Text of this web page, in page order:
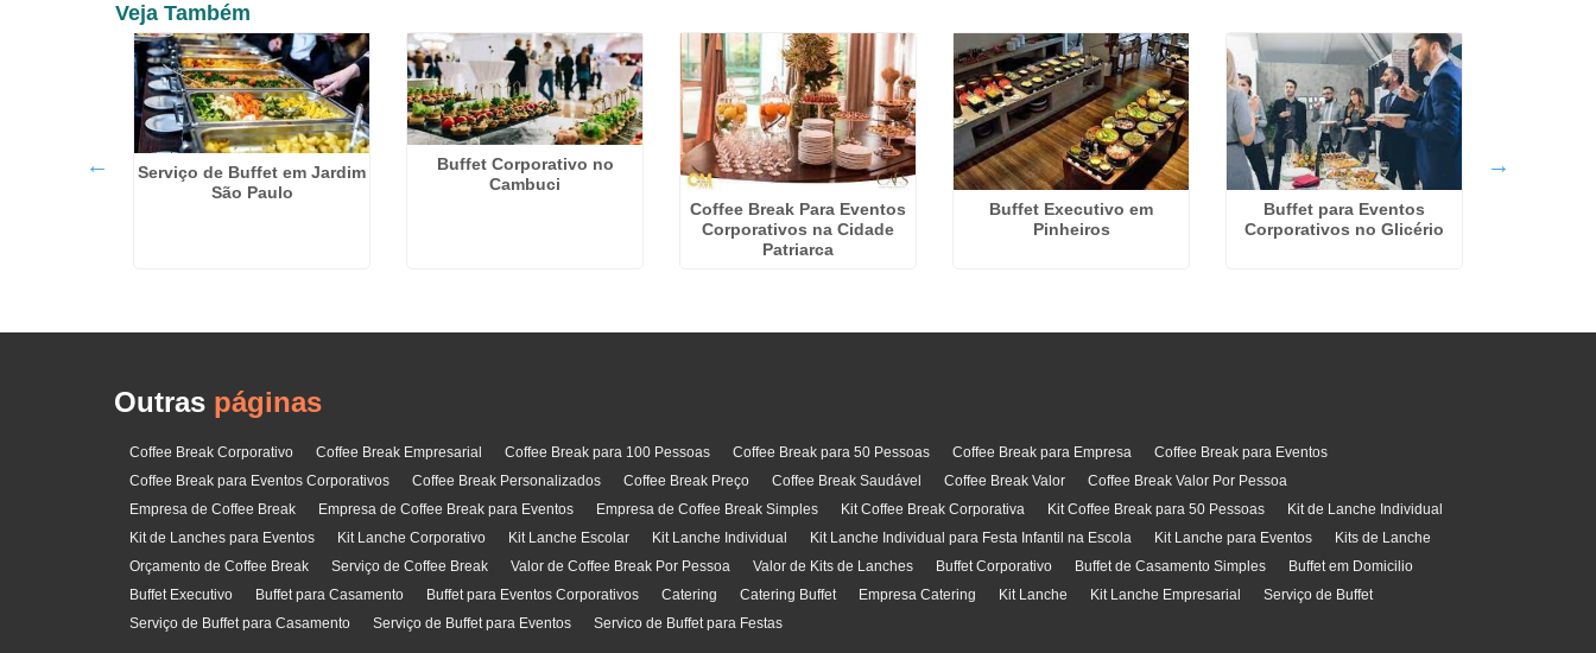
Veja Também
Serviço de Buffet em Jardim
São Paulo
Buffet Corporativo no
Cambuci
Coffee Break Para Eventos
Corporativos na Cidade
Patriarca
Buffet Executivo em
Pinheiros
Buffet para Eventos
Corporativos no Glicério
Outras páginas
Coffee Break Corporativo Coffee Break Empresarial Coffee Break para 100 Pessoas Coffee Break para 50 Pessoas Coffee Break para Empresa
Coffee Break para Eventos
Coffee Break para Eventos Corporativos
Coffee Break Personalizados Coffee Break Preço Coffee Break Saudável Coffee Break Valor
Coffee Break Valor Por Pessoa
Empresa de Coffee Break
Empresa de Coffee Break para Eventos Empresa de Coffee Break Simples Kit Coffee Break Corporativa Kit Coffee Break para 50 Pessoas
Kit de Lanche Individual
Kit de Lanches para Eventos
Kit Lanche Corporativo Kit Lanche Escolar Kit Lanche Individual Kit Lanche Individual para Festa Infantil na Escola Kit Lanche para Eventos
Kits de Lanche
Orçamento de Coffee Break
Serviço de Coffee Break Valor de Coffee Break Por Pessoa Valor de Kits de Lanches Buffet Corporativo Buffet de Casamento Simples
Buffet em Domicilio
Buffet Executivo
Buffet para Casamento Buffet para Eventos Corporativos Catering Catering Buffet Empresa Catering Kit Lanche Kit Lanche Empresarial
Serviço de Buffet
Serviço de Buffet para Casamento
Serviço de Buffet para Eventos Servico de Buffet para Festas